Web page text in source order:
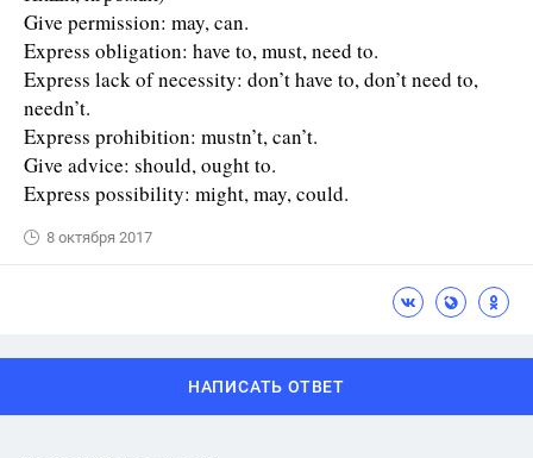
Give permission: may, can.
Express obligation: have to, must, need to.
Express lack of necessity: don’t have to, don’t need to,
needn’t.
Express prohibition: mustn’t, can’t.
Give advice: should, ought to.
Express possibility: might, may, could.
8 октября 2017
НАПИСАТЬ ОТВЕТ